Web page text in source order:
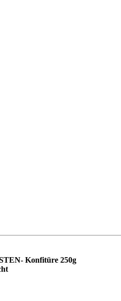
Konfitüre 250g